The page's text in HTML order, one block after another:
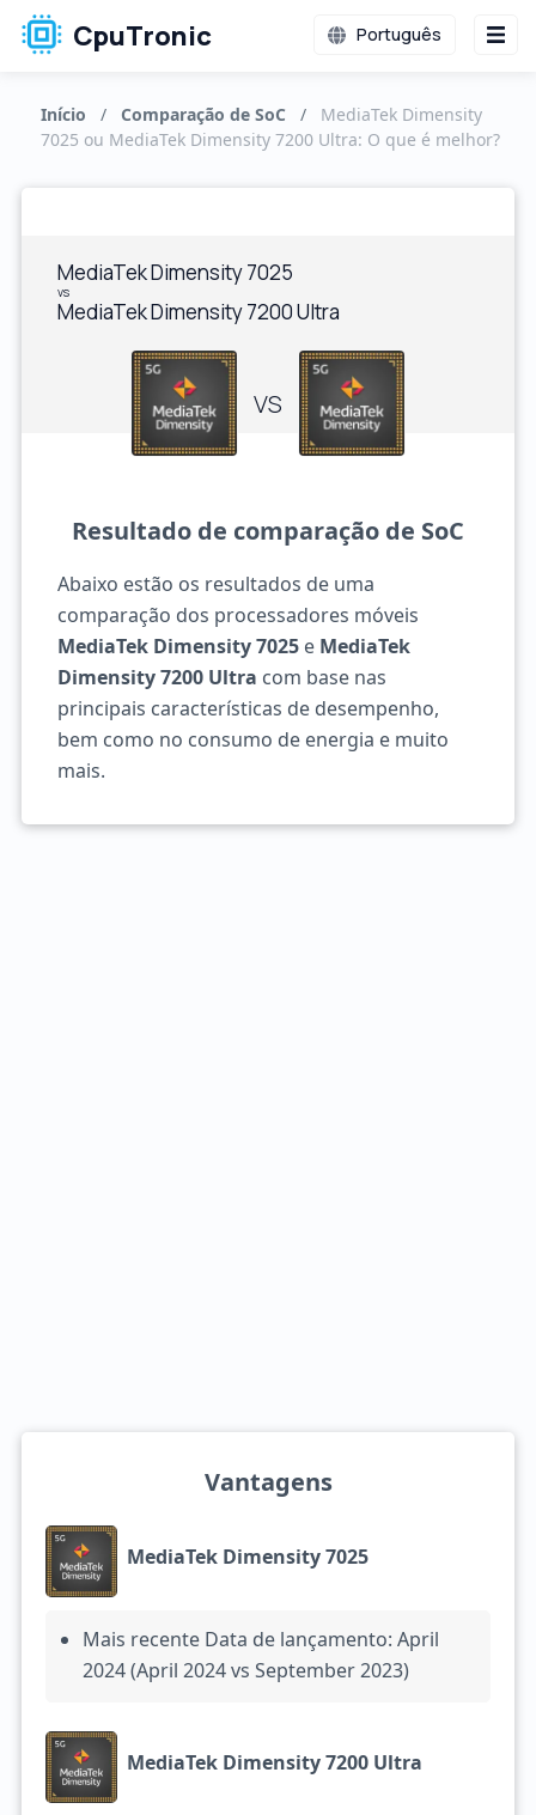
CpuTronic Português
Início / Comparação de SoC /
MediaTek Dimensity
7025 ou MediaTek Dimensity 7200 Ultra: O que é melhor?
MediaTek Dimensity 7025
vs
MediaTek Dimensity 7200 Ultra
VS
Resultado de comparação de SoC
Abaixo estão os resultados de uma
comparação dos processadores móveis
MediaTek Dimensity 7025e MediaTek
Dimensity 7200 Ultra com base nas
principais características de desempenho,
bem como no consumo de energia e muito
mais.
Vantagens
MediaTek Dimensity 7025
Mais recente Data de lançamento: April
2024 (April 2024 vs September 2023)
MediaTek Dimensity 7200 Ultra